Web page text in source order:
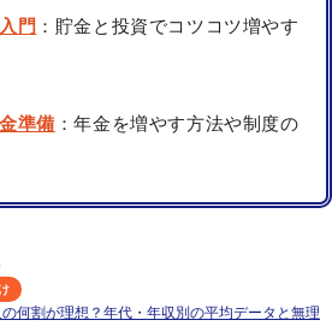
門 ：貯金と投資でコツコツ増やす
準備 ：年金を増やす方法や制度の
何割が理想？年代・年収別の平均データと無理